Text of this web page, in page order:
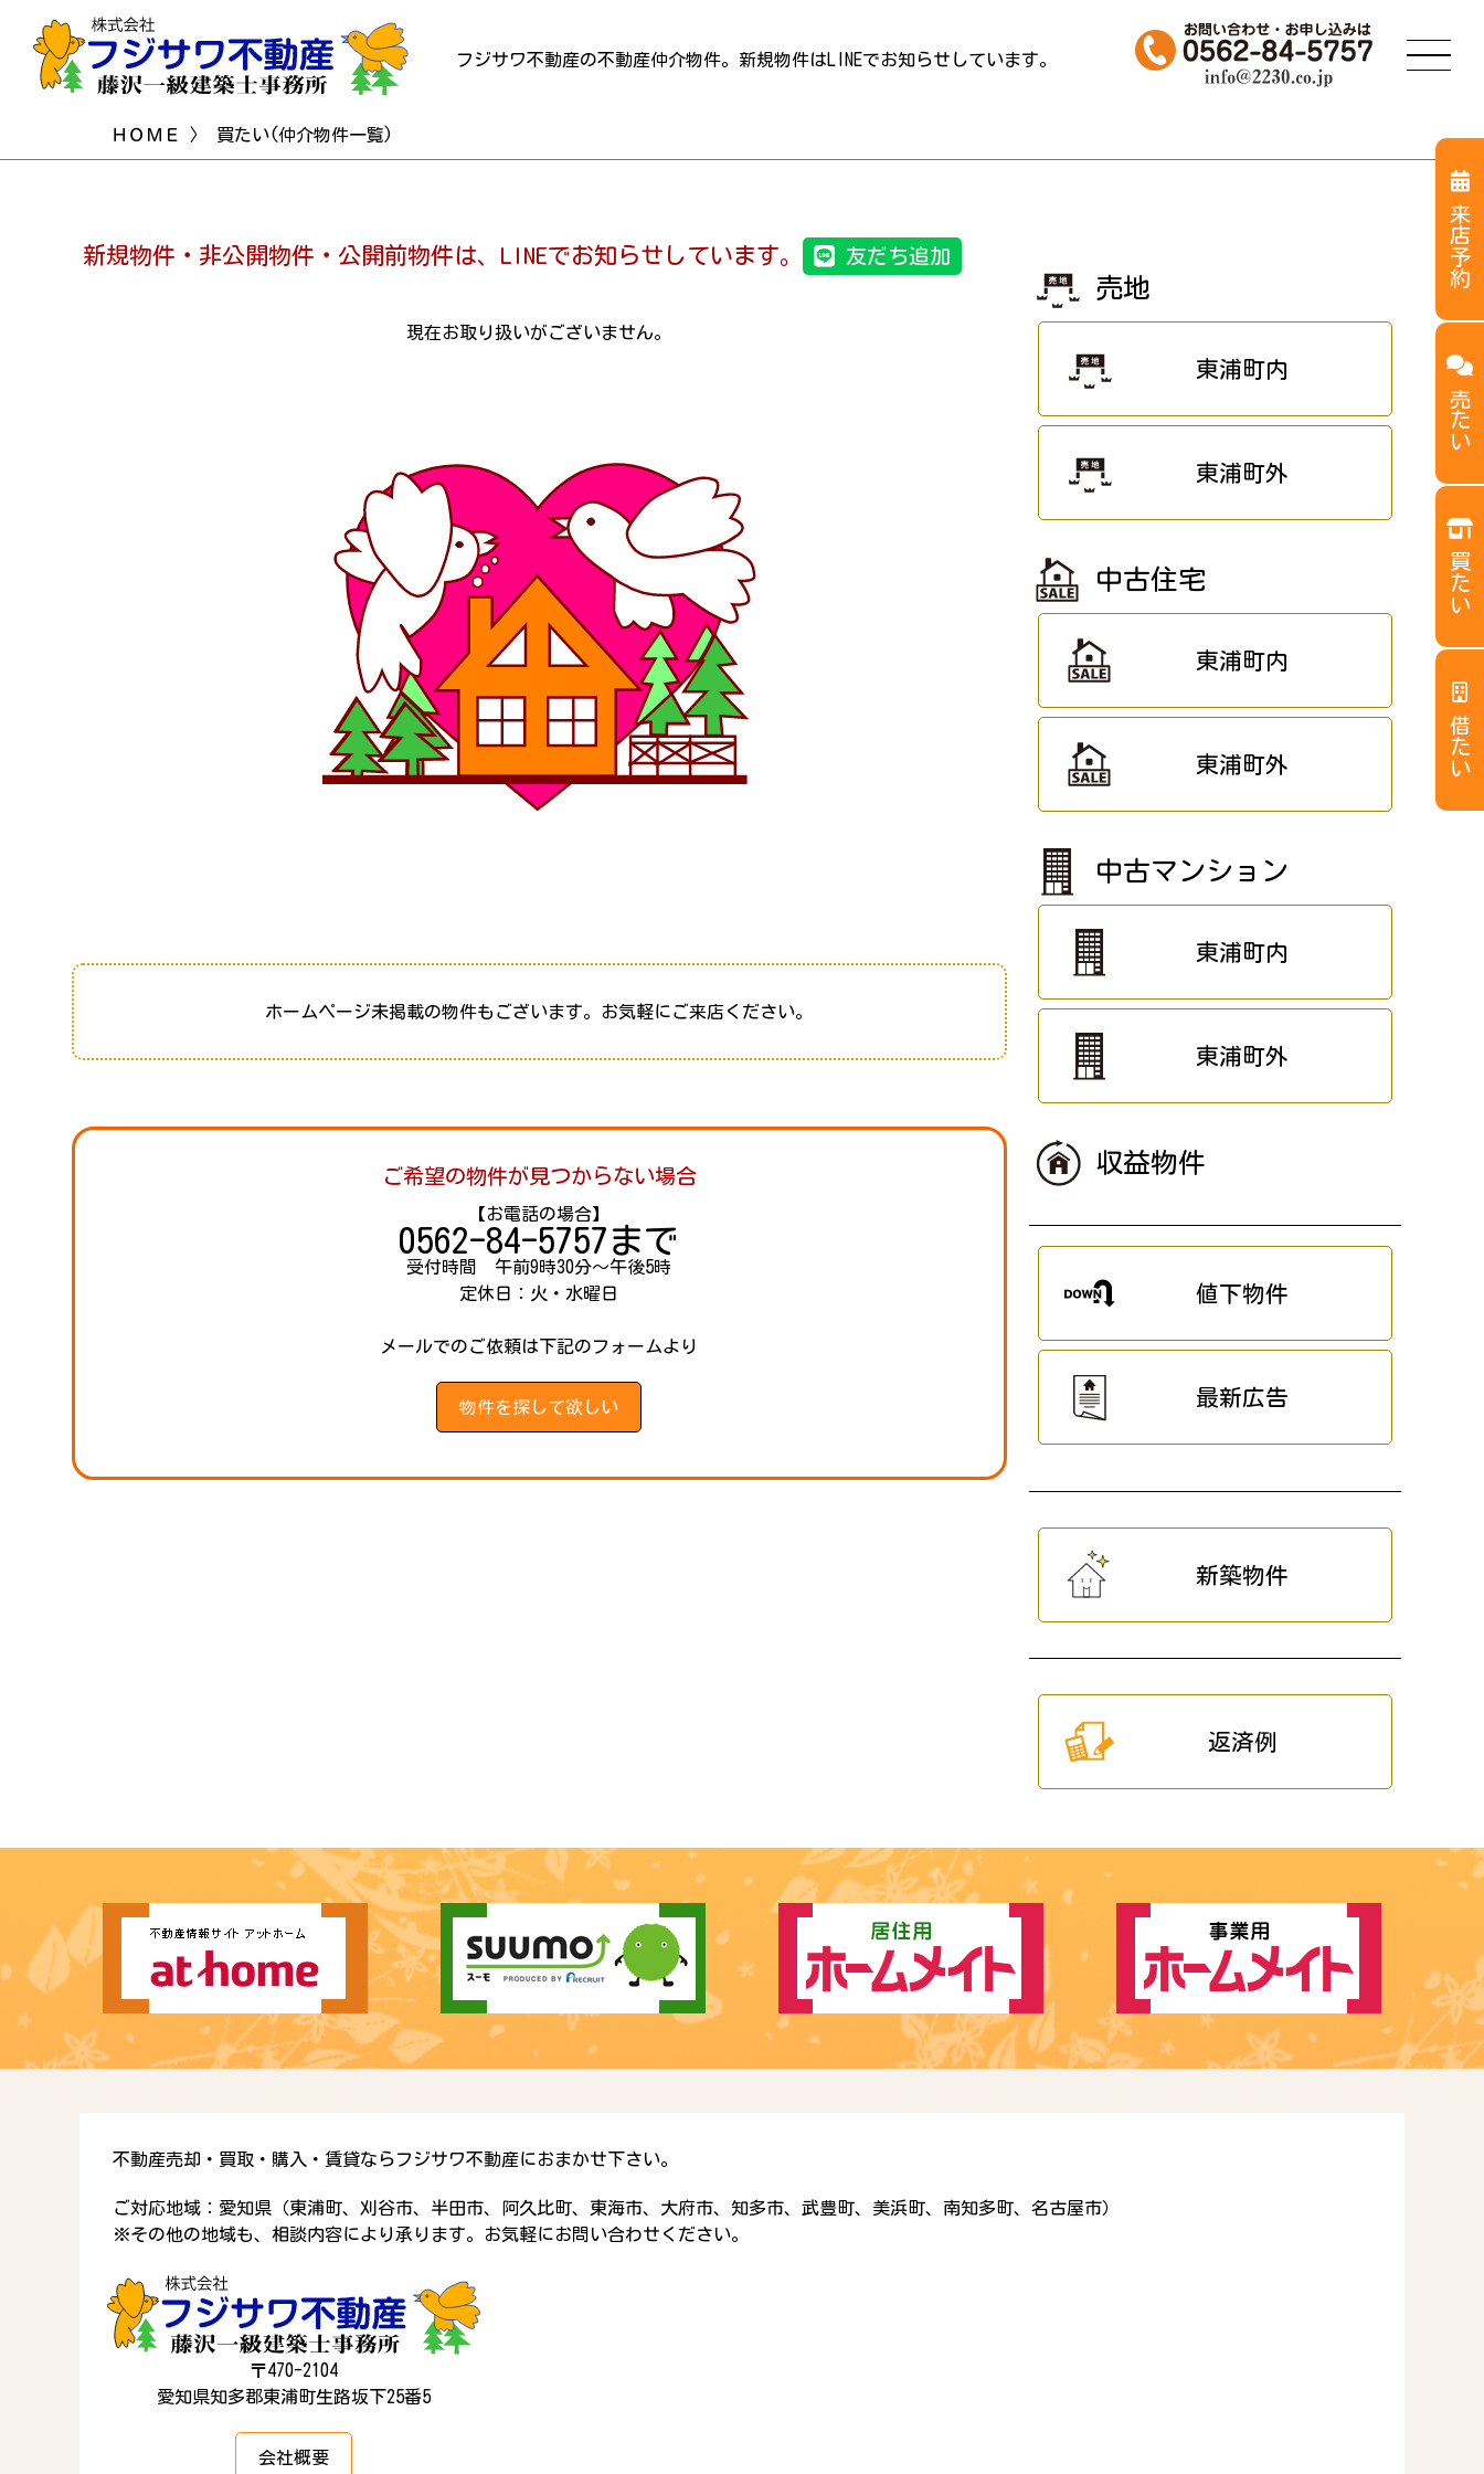
フジサワ不動産の不動産仲介物件。新規物件はLINEでお知らせしています。
ＨＯＭＥ 〉 買たい(仲介物件一覧)
新規物件・非公開物件・公開前物件は、LINEでお知らせしています。 友だち追加
現在お取り扱いがございません。
ホームページ未掲載の物件もございます。 お気軽にご来店ください。
ご希望の物件が見つからない場合
【お電話の場合】
0562-84-5757まで
受付時間 午前9時30分～午後5時
定休日：火・水曜日
メールでのご依頼は下記のフォームより
物件を探して欲しい
売地
東浦町内
東浦町外
中古住宅
東浦町内
東浦町外
中古マンション
東浦町内
東浦町外
収益物件
値下物件
最新広告
新築物件
返済例
不動産売却・買取・購入・賃貸ならフジサワ不動産におまかせ下さい。
ご対応地域：愛知県（東浦町、刈谷市、半田市、阿久比町、東海市、大府市、知多市、武豊町、美浜町、南知多町、名古屋市）
※その他の地域も、相談内容により承ります。お気軽にお問い合わせください。
〒470-2104
愛知県知多郡東浦町生路坂下25番5
会社概要
来店予約
売たい
買たい
借たい